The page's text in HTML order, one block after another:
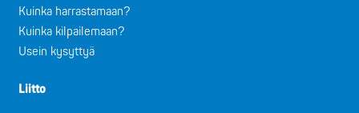
Kuinka harrastamaan?
Kuinka kilpailemaan?
Usein kysyttyä
Liitto